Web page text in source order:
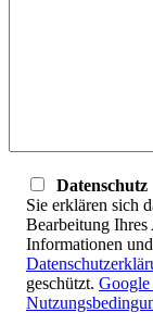
Datenschutz
Sie erklären sich
Bearbeitung
Informationen
geschützt. Google